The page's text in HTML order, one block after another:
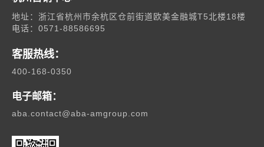
地址：浙江省杭州市余杭区仓前街道欧美金融城T5北楼18楼
电话：0571-88586695
客服热线：
400-168-0350
电子邮箱：
aba.contact@aba-amgroup.com